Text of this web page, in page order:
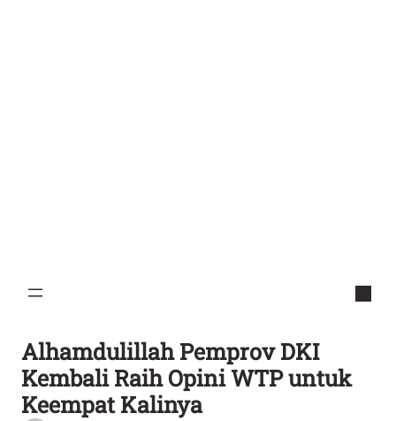
Alhamdulillah Pemprov DKI
Kembali Raih Opini WTP untuk
Keempat Kalinya